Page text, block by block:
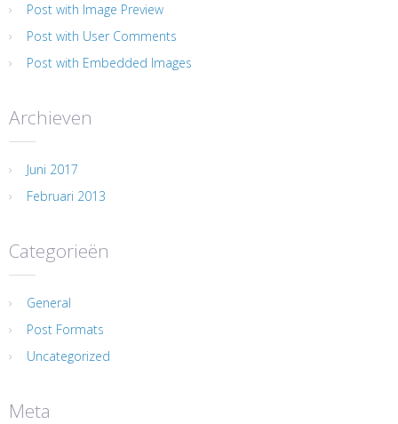
Post with Image Preview
Post with User Comments
Post with Embedded Images
Archieven
Juni 2017
Februari 2013
Categorieën
General
Post Formats
Uncategorized
Meta